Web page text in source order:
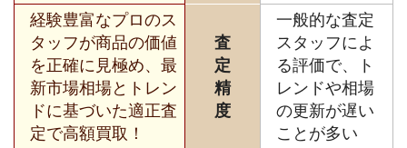
経験豊富なプロのス
タッフが商品の価値
を正確に見極め、最
新市場相場とトレン
ドに基づいた適正査
定で高額買取！
査
定
精
度
一般的な査定
スタッフによ
る評価で、ト
レンドや相場
の更新が遅い
ことが多い